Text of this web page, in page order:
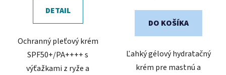
DETAIL
Ochranný pleťový krém
SPF50+/PA++++ s
výťažkami z ryže a
DO KOŠÍKA
Ľahký gélový hydratačný
krém pre mastnú a